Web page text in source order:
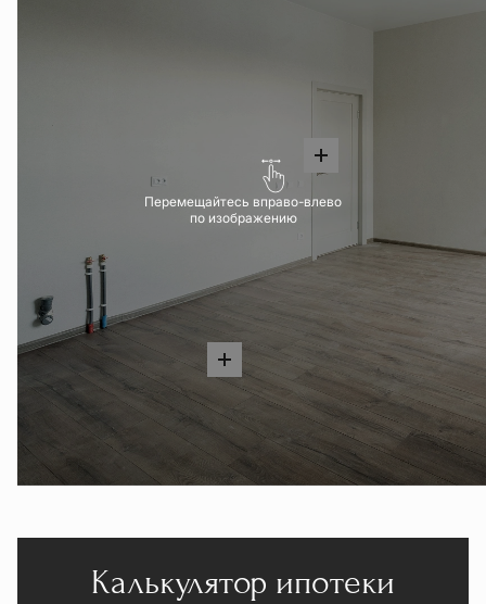
Перемещайтесь вправо-влево
по изображению
Калькулятор ипотеки